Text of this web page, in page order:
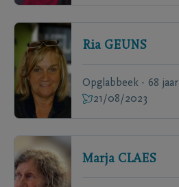
Ria GEUNS
Opglabbeek - 68 jaar
21/08/2023
Marja CLAES